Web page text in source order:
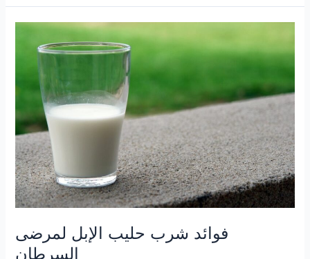
جميلة
بالحجاب
مكياج؟
فوائد شرب حليب الإبل لمرضى
السرطان